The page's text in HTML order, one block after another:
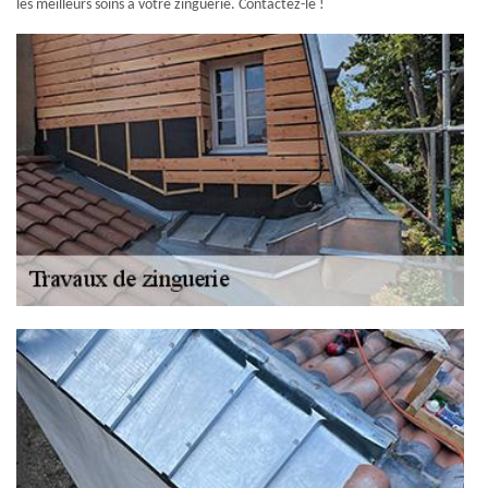
les meilleurs soins à votre zinguerie. Contactez-le !